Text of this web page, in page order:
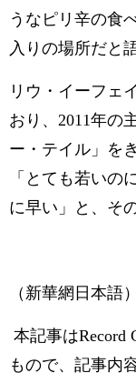
うなピリ辛の食
入りの場所だと
リウ・イーフェ
おり、2011年の
ー・テイル」を
「とても若いの
に早い」と、そ
（新華網日本語）
本記事はRecord
もので、記事内